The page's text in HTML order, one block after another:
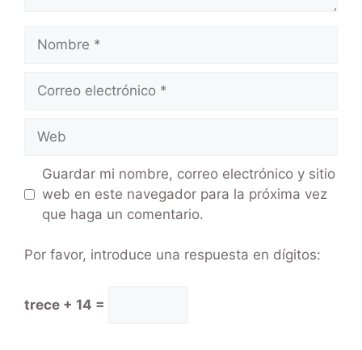
Guardar mi nombre, correo electrónico y sitio
web en este navegador para la próxima vez
que haga un comentario.
Por favor, introduce una respuesta en dígitos:
trece + 14 =